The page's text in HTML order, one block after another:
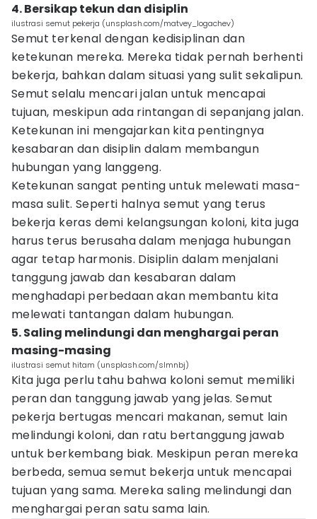
4. Bersikap tekun dan disiplin
ilustrasi semut pekerja (unsplash.com/matvey_logachev)
Semut terkenal dengan kedisiplinan dan
ketekunan mereka. Mereka tidak pernah berhenti
bekerja, bahkan dalam situasi yang sulit sekalipun.
Semut selalu mencari jalan untuk mencapai
tujuan, meskipun ada rintangan di sepanjang jalan.
Ketekunan ini mengajarkan kita pentingnya
kesabaran dan disiplin dalam membangun
hubungan yang langgeng.
Ketekunan sangat penting untuk melewati masa-
masa sulit. Seperti halnya semut yang terus
bekerja keras demi kelangsungan koloni, kita juga
harus terus berusaha dalam menjaga hubungan
agar tetap harmonis. Disiplin dalam menjalani
tanggung jawab dan kesabaran dalam
menghadapi perbedaan akan membantu kita
melewati tantangan dalam hubungan.
5. Saling melindungi dan menghargai peran
masing-masing
ilustrasi semut hitam (unsplash.com/slmnbj)
Kita juga perlu tahu bahwa koloni semut memiliki
peran dan tanggung jawab yang jelas. Semut
pekerja bertugas mencari makanan, semut lain
melindungi koloni, dan ratu bertanggung jawab
untuk berkembang biak. Meskipun peran mereka
berbeda, semua semut bekerja untuk mencapai
tujuan yang sama. Mereka saling melindungi dan
menghargai peran satu sama lain.